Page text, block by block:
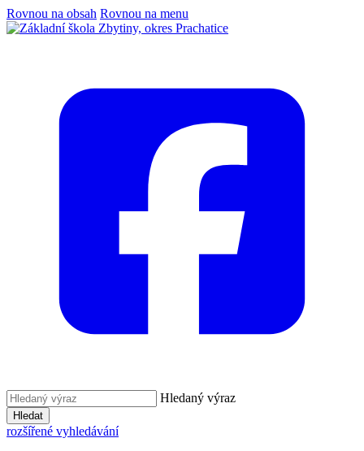
Rovnou na obsah Rovnou na menu
Hledaný výraz
Hledat
rozšířené vyhledávání